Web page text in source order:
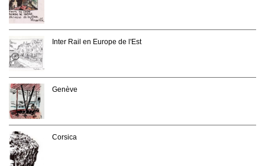
Inter Rail en Europe de l'Est
Genève
Corsica